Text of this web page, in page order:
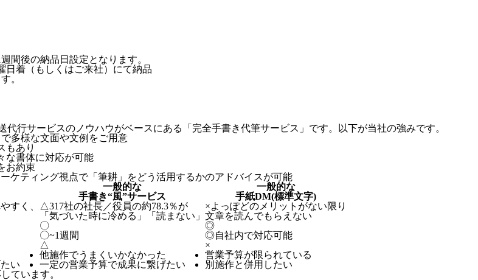
間後の納品日設定となります。
着（もしくはご来社）にて納品
。
行サービスのノウハウがベースにある「完全手書き代筆サービス」です。以下が当社の強みです。
多様な文面や文例をご用意
もあり
な書体に対応が可能
お約束
ケティング視点で「筆耕」をどう活用するかのアドバイスが可能
一般的な
手書き“風”サービス
一般的な
手紙DM(標準文字)
すく、
△317社の社長／役員の約78.3％が
「気づいた時に冷める」「読まない」
×よっぽどのメリットがない限り
文章を読んでもらえない
〇
◎
〇~1週間 ◎自社内で対応可能
△
×
い
他施作でうまくいかなかった
一定の営業予算で成果に繋げたい
営業予算が限られている
別施作と併用したい
ています。